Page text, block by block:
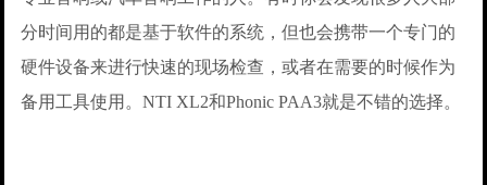
分时间用的都是基于软件的系统，但也会携带一个专门的
硬件设备来进行快速的现场检查，或者在需要的时候作为
备用工具使用。NTI XL2和Phonic PAA3就是不错的选择。